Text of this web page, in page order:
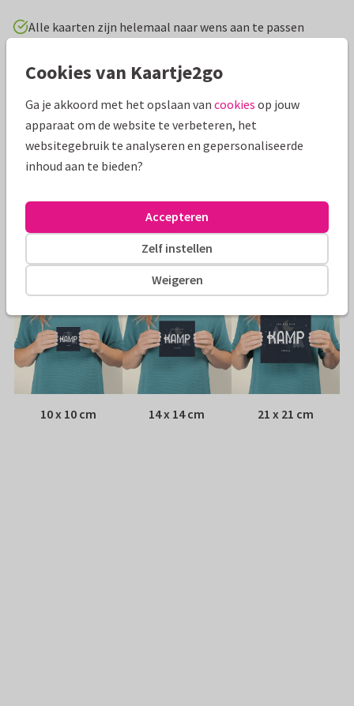
Alle kaarten zijn helemaal naar wens aan te passen
Vakantiekaarten Manique Fijne vakantie
Specificaties bij deze kaart
Papiersoort: Kies uit 6 luxe papiersoorten
Adres: Achterop de kaart
Formaten
10 x 10 cm 14 x 14 cm 21 x 21 cm
Cookies van Kaartje2go
Ga je akkoord met het opslaan van cookies op jouw
apparaat om de website te verbeteren, het
websitegebruik te analyseren en gepersonaliseerde
inhoud aan te bieden?
Weigeren
Zelf instellen
Accepteren